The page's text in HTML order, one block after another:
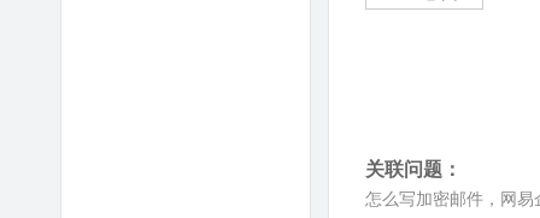
关联问题：
怎么写加密邮件，网易